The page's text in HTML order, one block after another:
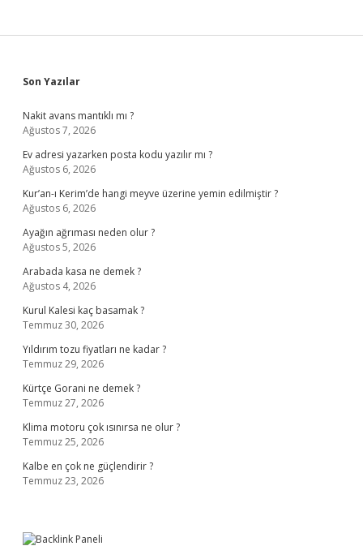
Sidebar
Son Yazılar
Nakit avans mantıklı mı ?
Ağustos 7, 2026
Ev adresi yazarken posta kodu yazılır mı ?
Ağustos 6, 2026
Kur’an-ı Kerim’de hangi meyve üzerine yemin edilmiştir ?
Ağustos 6, 2026
Ayağın ağrıması neden olur ?
Ağustos 5, 2026
Arabada kasa ne demek ?
Ağustos 4, 2026
Kurul Kalesi kaç basamak ?
Temmuz 30, 2026
Yıldırım tozu fiyatları ne kadar ?
Temmuz 29, 2026
Kürtçe Gorani ne demek ?
Temmuz 27, 2026
Klima motoru çok ısınırsa ne olur ?
Temmuz 25, 2026
Kalbe en çok ne güçlendirir ?
Temmuz 23, 2026